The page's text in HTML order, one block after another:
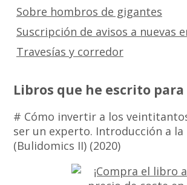
Sobre hombros de gigantes
Suscripción de avisos a nuevas
Travesías y corredor
Libros que he escrito para
# Cómo invertir a los
ser un experto. Introducción a la
(Bulidomics II) (2020)